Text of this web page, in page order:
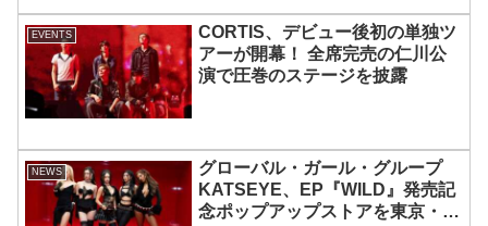
EVENTS
CORTIS、デビュー後初の単独ツ
アーが開幕！ 全席完売の仁川公
演で圧巻のステージを披露
NEWS
グローバル・ガール・グループ
KATSEYE、EP『WILD』発売記
念ポップアップストアを東京・原